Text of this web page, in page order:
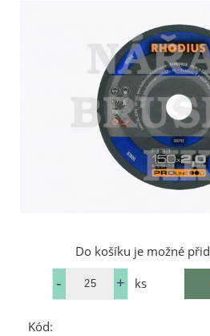
Do košíku je možné
ks
Kód: